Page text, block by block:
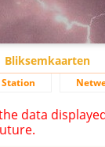
Bliksemkaarten
Station
data